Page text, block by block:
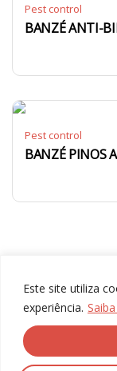
Este site utiliza
experiência.
Pest control
BANZÉ ANTI-
Pest control
BANZÉ PINOS
© 2024 Gália, All